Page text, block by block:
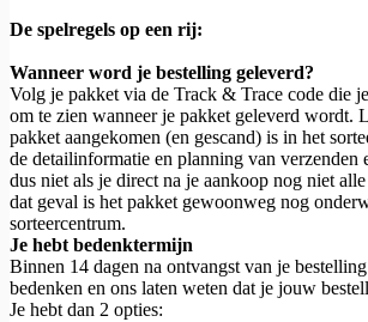
De spelregels op een rij:
Wanneer word je bestelling geleverd?
Volg je pakket via de Track & Trace code die
om te zien wanneer je pakket geleverd wordt.
pakket aangekomen (en gescand) is in het
de detailinformatie en planning van verzenden
dus niet als je direct na je aankoop nog niet
dat geval is het pakket gewoonweg nog
sorteercentrum.
Je hebt bedenktermijn
Binnen 14 dagen na ontvangst van je
bedenken en ons laten weten dat je jouw
Je hebt dan 2 opties: